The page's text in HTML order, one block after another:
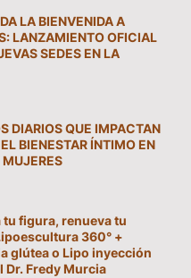
LA BIENVENIDA A
LANZAMIENTO OFICIAL
SEDES EN LA
DIARIOS QUE IMPACTAN
BIENESTAR ÍNTIMO EN
tu figura, renueva tu
360° +
glútea o Lipo inyección
Dr. Fredy Murcia